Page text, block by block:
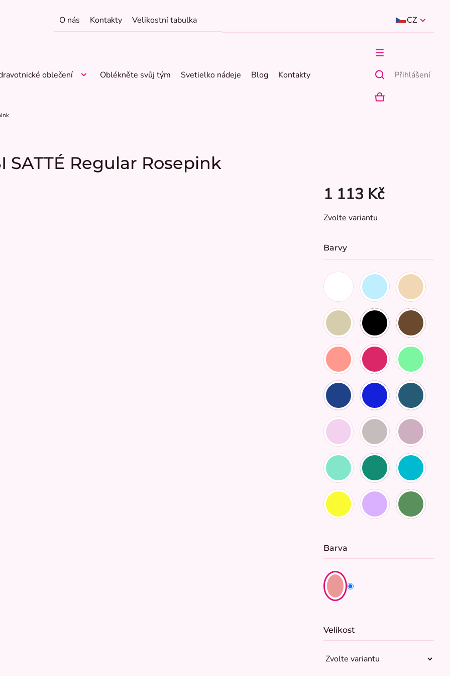
O nás Kontakty Velikostní tabulka CZ
oblečení Oblékněte svůj tým Svetielko nádeje Blog Kontakty Přihlášení
NÁKUPNÍ
Regular Rosepink
1 113 Kč
Měrná
Zvolte variantu
Barvy
Barva
Velikost